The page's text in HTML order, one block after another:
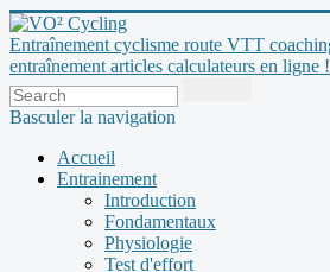
Entraînement cyclisme route VTT
entraînement articles calculateurs en ligne !
Basculer la navigation
Accueil
Entrainement
Introduction
Fondamentaux
Physiologie
Test d'effort